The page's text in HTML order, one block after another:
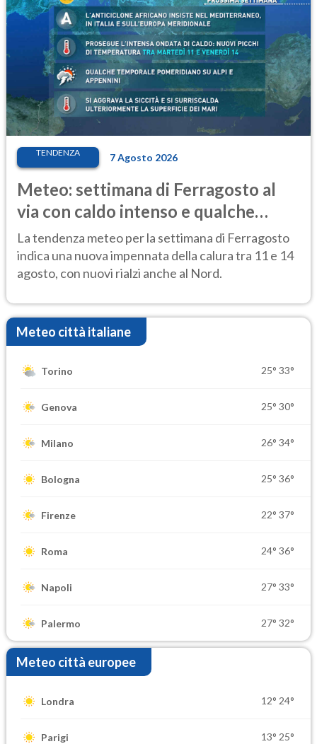
TENDENZA 7 Agosto 2026
Meteo: settimana di Ferragosto al
via con caldo intenso e qualche
temporale
La tendenza meteo per la settimana di Ferragosto
indica una nuova impennata della calura tra 11 e 14
agosto, con nuovi rialzi anche al Nord.
Meteo città italiane
Torino 25° 33°
Genova 25° 30°
Milano 26° 34°
Bologna 25° 36°
Firenze 22° 37°
Roma 24° 36°
Napoli 27° 33°
Palermo 27° 32°
Meteo città europee
Londra 12° 24°
Parigi 13° 25°